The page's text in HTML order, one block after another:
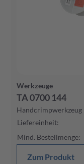
Werkzeuge
TA 0700 144
Handcrimpwerkzeug
Liefereinheit:
Mind. Bestellmenge:
Zum Produkt